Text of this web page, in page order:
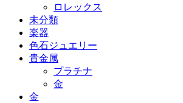
ロレックス
未分類
楽器
色石ジュエリー
貴金属
プラチナ
金
金